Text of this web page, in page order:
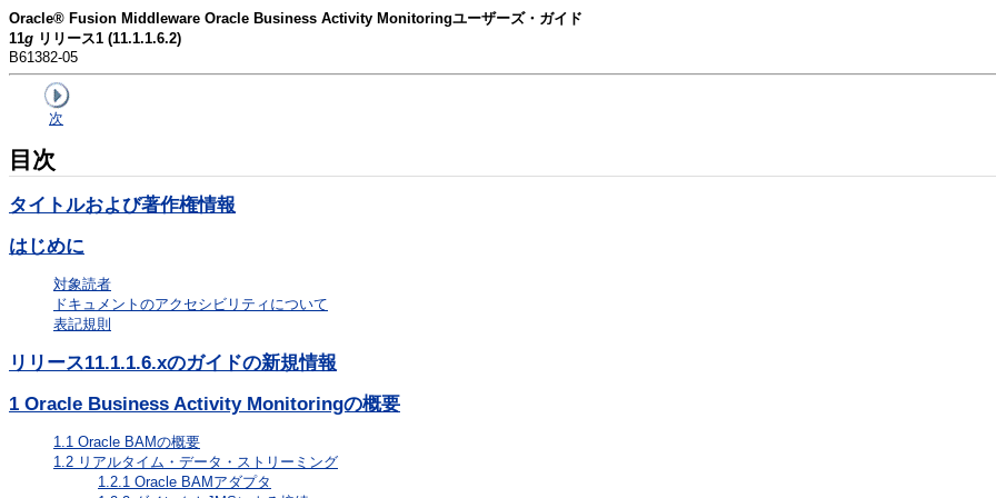
Oracle® Fusion Middleware Oracle Business Activity Monitoringユーザーズ・ガイド
11g リリース1 (11.1.1.6.2)
B61382-05
次
目次
タイトルおよび著作権情報
はじめに
対象読者
ドキュメントのアクセシビリティについて
表記規則
リリース11.1.1.6.xのガイドの新規情報
1 Oracle Business Activity Monitoringの概要
1.1 Oracle BAMの概要
1.2 リアルタイム・データ・ストリーミング
1.2.1 Oracle BAMアダプタ